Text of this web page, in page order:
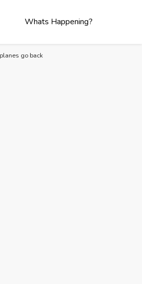
Whats Happening?
go back